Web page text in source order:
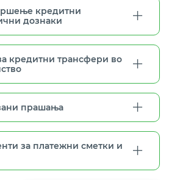
кредитни
дознаки
кредитни трансфери во
прашања
за платежни сметки и